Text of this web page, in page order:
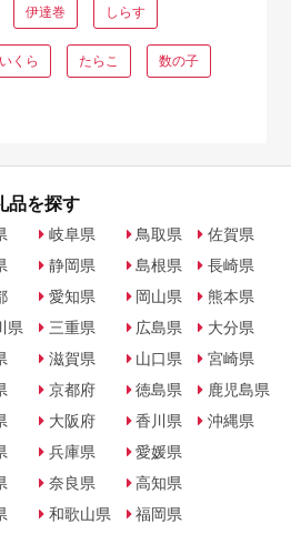
伊達巻 しらす
いくら たらこ 数の子
品を探す
県
岐阜県
静岡県
愛知県
三重県
滋賀県
京都府
大阪府
兵庫県
奈良県
和歌山県
鳥取県
島根県
岡山県
広島県
山口県
徳島県
香川県
愛媛県
高知県
福岡県
佐賀県
長崎県
熊本県
大分県
宮崎県
鹿児島県
沖縄県